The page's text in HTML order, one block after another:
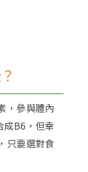
，參與體內
成B6，但幸
只要選對食